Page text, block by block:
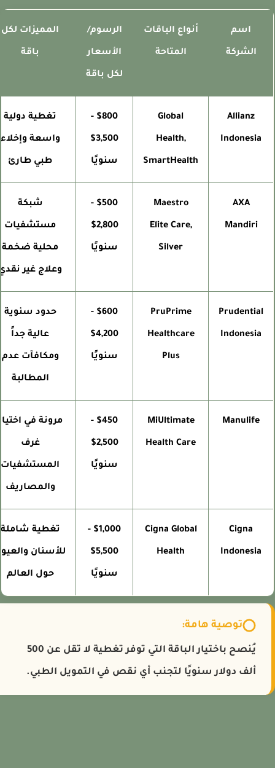
اسم
الشركة
أنواع الباقات
المتاحة
الرسوم/
الأسعار
لكل باقة
المميزات لكل
باقة
Allianz
Indonesia
Global
Health,
SmartHealth
$800 -
$3,500
سنويًا
تغطية دولية
واسعة وإخلاء
طبي طارئ
AXA
Mandiri
Maestro
Elite Care,
Silver
$500 -
$2,800
سنويًا
شبكة
مستشفيات
محلية ضخمة
وعلاج غير نقدي
Prudential
Indonesia
PruPrime
Healthcare
Plus
$600 -
$4,200
سنويًا
حدود سنوية
عالية جداً
ومكافآت عدم
المطالبة
Manulife
MiUltimate
Health Care
$450 -
$2,500
سنويًا
مرونة في اختيار
غرف
المستشفيات
والمصاريف
Cigna
Indonesia
Cigna Global
Health
$1,000 -
$5,500
سنويًا
تغطية شاملة
للأسنان والعيون
حول العالم
توصية هامة:
يُنصح باختيار الباقة التي توفر تغطية لا تقل عن 500
ألف دولار سنويًا لتجنب أي نقص في التمويل الطبي.